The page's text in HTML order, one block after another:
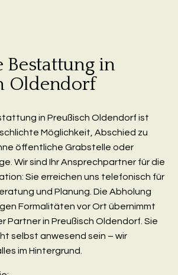
Bestattung in
Oldendorf
in Preußisch Oldendorf ist
Möglichkeit, Abschied zu
öffentliche Grabstelle oder
Wir sind Ihr Ansprechpartner für die
Sie erreichen uns telefonisch für
und Planung. Die Abholung
Formalitäten vor Ort übernimmt
Partner in Preußisch Oldendorf. Sie
selbst anwesend sein – wir
im Hintergrund.